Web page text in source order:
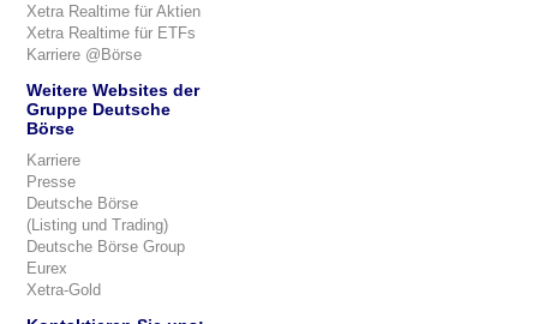
Xetra Realtime für Aktien
Xetra Realtime für ETFs
Karriere @Börse
Weitere Websites der
Gruppe Deutsche
Börse
Karriere
Presse
Deutsche Börse
(Listing und Trading)
Deutsche Börse Group
Eurex
Xetra-Gold